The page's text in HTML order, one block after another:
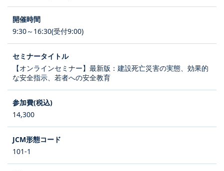
9:30～16:30(受付9:00)
【オンラインセミナー】最新版：建設死亡災害の実態、効果的
な安全指示、若者への安全教育
14,300
101-1